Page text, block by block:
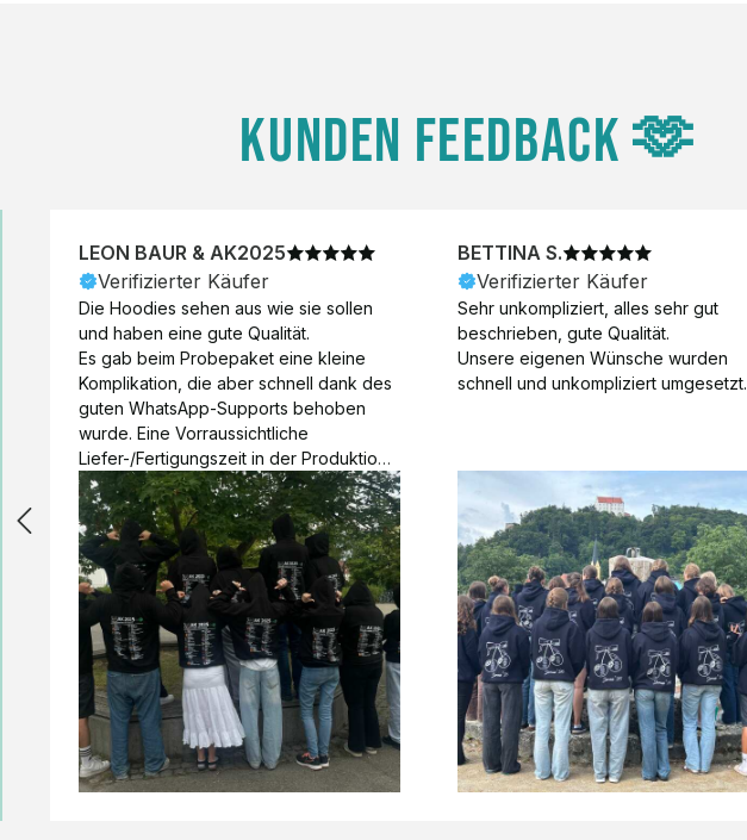
KUNDEN FEEDBACK 🫶
LEON BAUR & AK2025
Verifizierter Käufer
Die Hoodies sehen aus wie sie sollen
und haben eine gute Qualität.
Es gab beim Probepaket eine kleine
Komplikation, die aber schnell dank des
guten WhatsApp-Supports behoben
wurde. Eine Vorraussichtliche
Liefer-/Fertigungszeit in der Produktion
wäre hilfreich. Die Produktion dauerte 7
Werktage (inkl. Samstage und ohne
Express-Produktion), die Lieferung
erfolgte schon am Tag nach der
Fertigstellung der Produktion.
BETTINA S.
Verifizierter Käufer
Sehr unkompliziert, alles sehr gut
beschrieben, gute Qualität.
Unsere eigenen Wünsche wurden
schnell und unkompliziert umgesetzt.